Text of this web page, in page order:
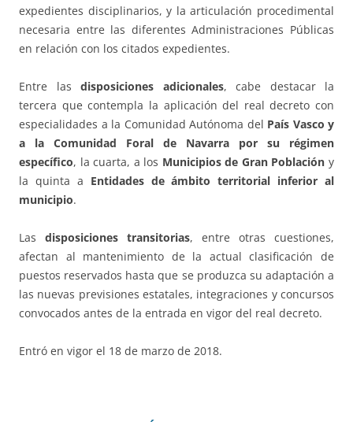
expedientes disciplinarios, y la articulación procedimental
necesaria entre las diferentes Administraciones Públicas
en relación con los citados expedientes.
Entre las disposiciones adicionales, cabe destacar la
tercera que contempla la aplicación del real decreto con
especialidades a la Comunidad Autónoma del País Vasco y
a la Comunidad Foral de Navarra por su régimen
específico, la cuarta, a los Municipios de Gran Poblacióny
la quinta a Entidades de ámbito territorial inferior al
municipio.
Las disposiciones transitorias, entre otras cuestiones,
afectan al mantenimiento de la actual clasificación de
puestos reservados hasta que se produzca su adaptación a
las nuevas previsiones estatales, integraciones y concursos
convocados antes de la entrada en vigor del real decreto.
Entró en vigor el 18 de marzo de 2018.